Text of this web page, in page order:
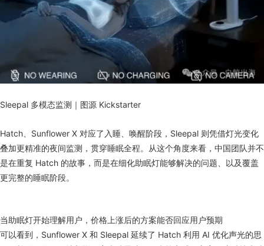
Sleepal 多模态监测｜图源 Kickstarter
Hatch、Sunflower X 对应了入睡、唤醒阶段，Sleepal 则凭借灯光变化
叠加更精准的夜间监测，贯穿睡眠全程。从这个角度来看，中国团队并不
是在重复 Hatch 的故事，而是在细化助眠灯能够解决的问题、以及覆盖
更完整的睡眠阶段。
当助眠灯开始理解用户，价格上涨后的方案能否回应用户预期
可以看到，Sunflower X 和 Sleepal 延续了 Hatch 利用 AI 优化声光的思